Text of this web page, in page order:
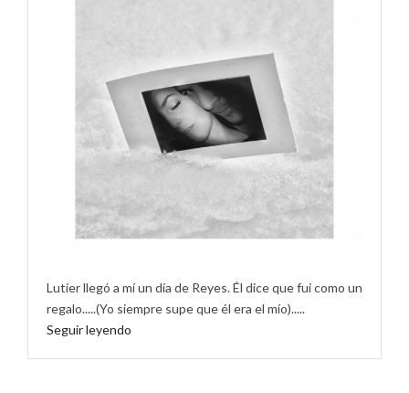
Lutier llegó a mí un día de Reyes. Él dice que fui como un
regalo.....(Yo siempre supe que él era el mío).....
Seguir leyendo